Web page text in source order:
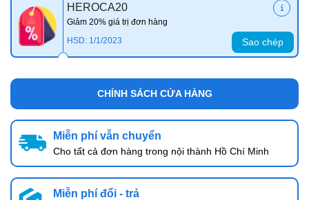
HEROCA20
Giảm 20% giá trị đơn hàng
HSD: 1/1/2023
Sao chép
CHÍNH SÁCH CỬA HÀNG
Miễn phí vẫn chuyển
Cho tất cả đơn hàng trong nội thành Hồ Chí Minh
Miễn phí đổi - trả